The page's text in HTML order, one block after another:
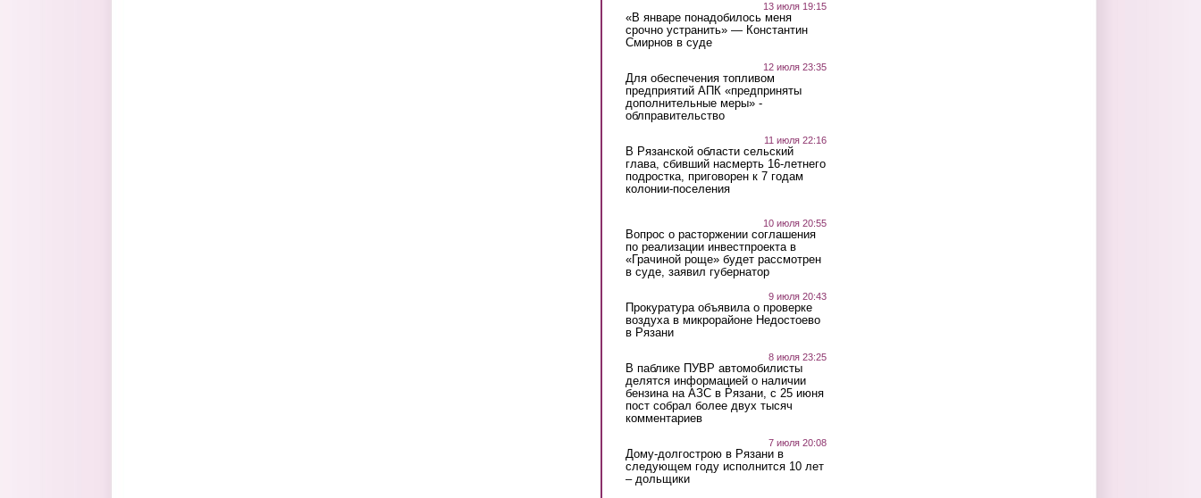
13 июля 19:15
«В январе понадобилось меня
срочно устранить» — Константин
Смирнов в суде
12 июля 23:35
Для обеспечения топливом
предприятий АПК «предприняты
дополнительные меры» -
облправительство
11 июля 22:16
В Рязанской области сельский
глава, сбивший насмерть 16-летнего
подростка, приговорен к 7 годам
колонии-поселения
10 июля 20:55
Вопрос о расторжении соглашения
по реализации инвестпроекта в
«Грачиной роще» будет рассмотрен
в суде, заявил губернатор
9 июля 20:43
Прокуратура объявила о проверке
воздуха в микрорайоне Недостоево
в Рязани
8 июля 23:25
В паблике ПУВР автомобилисты
делятся информацией о наличии
бензина на АЗС в Рязани, с 25 июня
пост собрал более двух тысяч
комментариев
7 июля 20:08
Дому-долгострою в Рязани в
следующем году исполнится 10 лет
– дольщики